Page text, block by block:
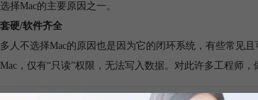
择Mac的主要原因之一。
硬/软件齐全
人不选择Mac的原因也是因为它的闭环系统，有些常见
，仅有“只读”权限，无法写入数据。对此许多工程师，